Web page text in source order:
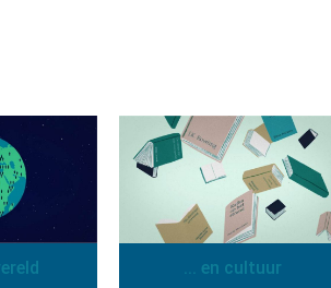
... en cultuur